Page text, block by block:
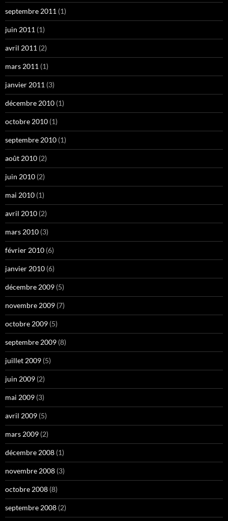
septembre 2011 (1)
juin 2011 (1)
avril 2011 (2)
mars 2011 (1)
janvier 2011 (3)
décembre 2010 (1)
octobre 2010 (1)
septembre 2010 (1)
août 2010 (2)
juin 2010 (2)
mai 2010 (1)
avril 2010 (2)
mars 2010 (3)
février 2010 (6)
janvier 2010 (6)
décembre 2009 (5)
novembre 2009 (7)
octobre 2009 (5)
septembre 2009 (8)
juillet 2009 (5)
juin 2009 (2)
mai 2009 (3)
avril 2009 (5)
mars 2009 (2)
décembre 2008 (1)
novembre 2008 (3)
octobre 2008 (8)
septembre 2008 (2)